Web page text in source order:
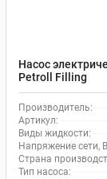
Насос
Petroll Filling
Производитель:
Артикул:
Виды жидкости:
Напряжение сети,
Страна
Тип насоса: